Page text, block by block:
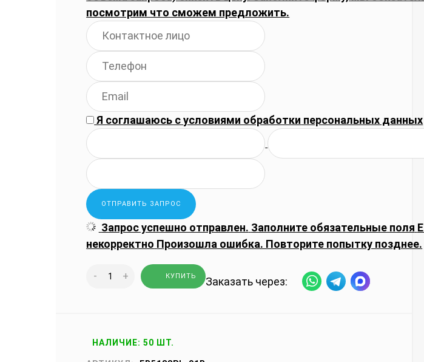
посмотрим что сможем предложить.
Я соглашаюсь сусловиями обработки персональных данных
Запрос успешно отправлен. Заполните обязательные поля
некорректно Произошла ошибка. Повторите попытку позднее.
- + КУПИТЬ Заказать через:
НАЛИЧИЕ: 50 ШТ.